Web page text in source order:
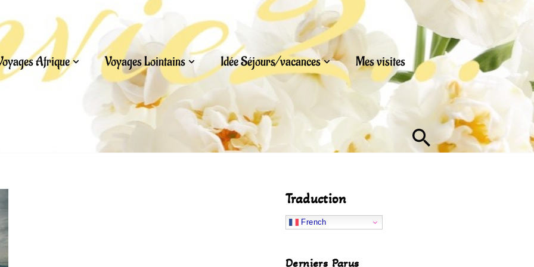
Afrique Voyages Lointains Idée Séjours/vacances Mes visites
Traduction
French
Derniers Parus